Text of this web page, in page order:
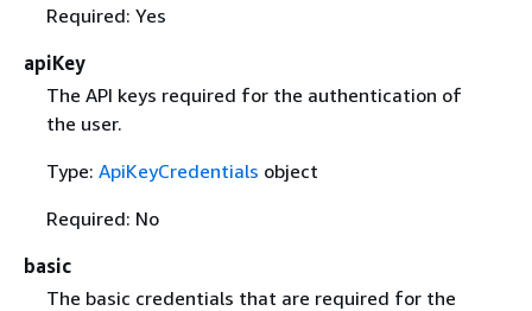
Required: Yes
apiKey
The API keys required for the authentication of
the user.
Type: ApiKeyCredentials object
Required: No
basic
The basic credentials that are required for the